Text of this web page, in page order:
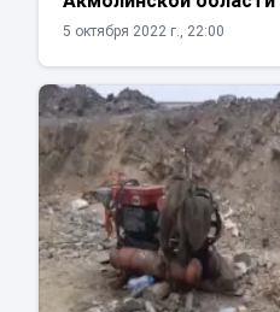
5 октября 2022 г., 22:00